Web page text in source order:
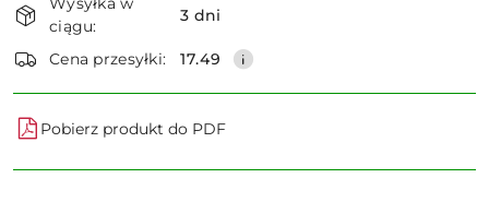
i
dostawa
ciągu:
3 dni
Cena przesyłki: 17.49
Pobierz produkt do PDF